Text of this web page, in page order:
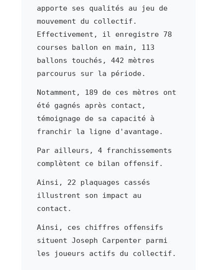
apporte ses qualités au jeu de
mouvement du collectif.
Effectivement, il enregistre 78
courses ballon en main, 113
ballons touchés, 442 mètres
parcourus sur la période.
Notamment, 189 de ces mètres ont
été gagnés après contact,
témoignage de sa capacité à
franchir la ligne d'avantage.
Par ailleurs, 4 franchissements
complètent ce bilan offensif.
Ainsi, 22 plaquages cassés
illustrent son impact au
contact.
Ainsi, ces chiffres offensifs
situent Joseph Carpenter parmi
les joueurs actifs du collectif.